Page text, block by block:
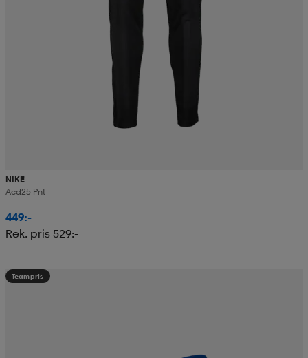
NIKE
Acd25 Pnt
449:-
Rek. pris 529:-
Teampris